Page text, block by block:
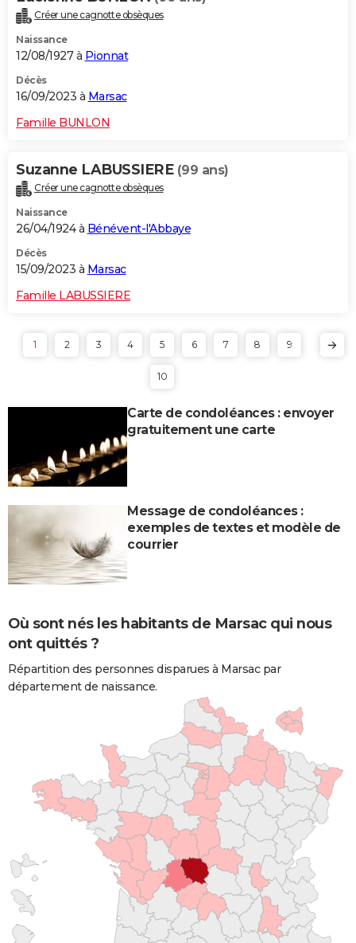
Créer une cagnotte obsèques
Naissance
12/08/1927 à Pionnat
Décès
16/09/2023 à Marsac
Famille BUNLON
Suzanne LABUSSIERE (99 ans)
Créer une cagnotte obsèques
Naissance
26/04/1924 à Bénévent-l'Abbaye
Décès
15/09/2023 à Marsac
Famille LABUSSIERE
1 2 3 4 5 6 7 8 9
10
Carte de condoléances : envoyer
gratuitement une carte
Message de condoléances :
exemples de textes et modèle de
courrier
Où sont nés les habitants de Marsac qui nous
ont quittés ?
Répartition des personnes disparues à Marsac par
département de naissance.